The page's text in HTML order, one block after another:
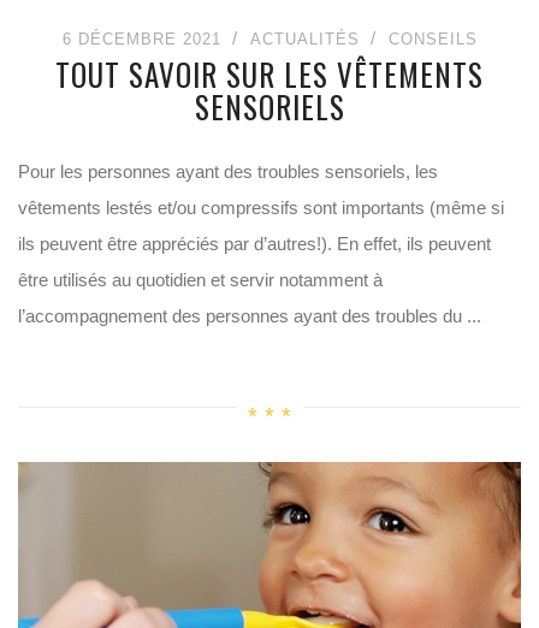
6 DÉCEMBRE 2021 ACTUALITÉS CONSEILS
TOUT SAVOIR SUR LES VÊTEMENTS
SENSORIELS
Pour les personnes ayant des troubles sensoriels, les
vêtements lestés et/ou compressifs sont importants (même si
ils peuvent être appréciés par d’autres!). En effet, ils peuvent
être utilisés au quotidien et servir notamment à
l’accompagnement des personnes ayant des troubles du ...